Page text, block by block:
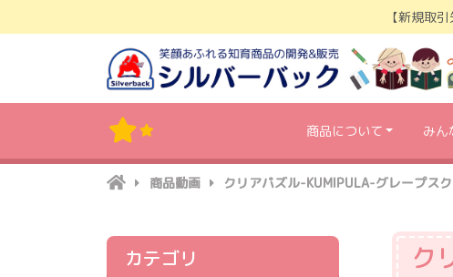
【新規取
商品について みん
商品動画 クリアパズル-KUMIPULA-グレープス
ク
カテゴリ